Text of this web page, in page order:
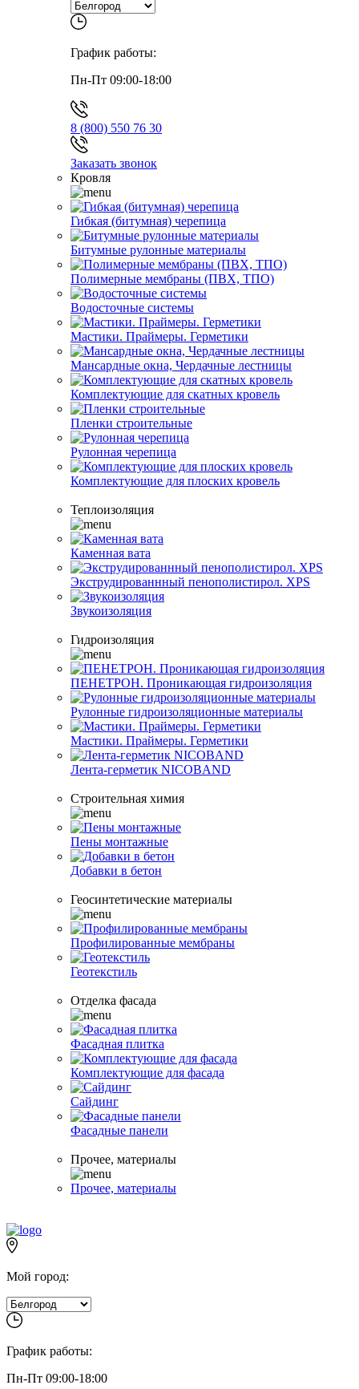
График работы:
Пн-Пт 09:00-18:00
8 (800) 550 76 30
Заказать звонок
Кровля
Гибкая (битумная) черепица
Битумные рулонные материалы
Полимерные мембраны (ПВХ, ТПО)
Водосточные системы
Мастики. Праймеры. Герметики
Мансардные окна, Чердачные лестницы
Комплектующие для скатных кровель
Пленки строительные
Рулонная черепица
Комплектующие для плоских кровель
Теплоизоляция
Каменная вата
Экструдированнный пенополистирол. XPS
Звукоизоляция
Гидроизоляция
ПЕНЕТРОН. Проникающая гидроизоляция
Рулонные гидроизоляционные материалы
Мастики. Праймеры. Герметики
Лента-герметик NICOBAND
Строительная химия
Пены монтажные
Добавки в бетон
Геосинтетические материалы
Профилированные мембраны
Геотекстиль
Отделка фасада
Фасадная плитка
Комплектующие для фасада
Сайдинг
Фасадные панели
Прочее, материалы
Прочее, материалы
Мой город:
График работы:
Пн-Пт 09:00-18:00